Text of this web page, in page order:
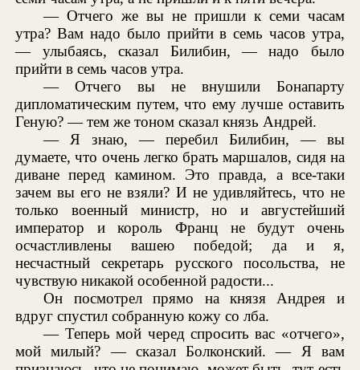
— Отчего же вы не пришли к семи часам
утра? Вам надо было прийти в семь часов утра,
— улыбаясь, сказал Билибин, — надо было
прийти в семь часов утра.
— Отчего вы не внушили Бонапарту
дипломатическим путем, что ему лучше оставить
Геную? — тем же тоном сказал князь Андрей.
— Я знаю, — перебил Билибин, — вы
думаете, что очень легко брать маршалов, сидя на
диване перед камином. Это правда, а все-таки
зачем вы его не взяли? И не удивляйтесь, что не
только военный министр, но и августейший
император и король Франц не будут очень
осчастливлены вашею победой; да и я,
несчастный секретарь русского посольства, не
чувствую никакой особенной радости...
Он посмотрел прямо на князя Андрея и
вдруг спустил собранную кожу со лба.
— Теперь мой черед спросить вас «отчего»,
мой милый? — сказал Болконский. — Я вам